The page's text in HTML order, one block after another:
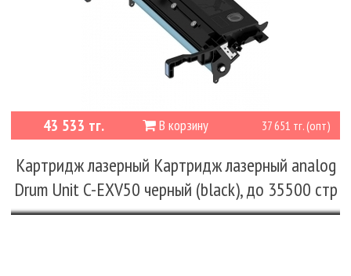
В корзину
43 533 тг. 37 651 тг. (опт)
Картридж лазерный Картридж лазерный analog
Drum Unit C-EXV50 черный (black), до 35500 стр